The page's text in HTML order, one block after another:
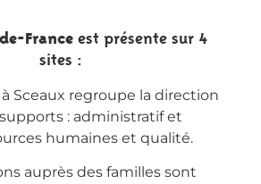
France est présente sur 4
sites :
à Sceaux regroupe la direction
: administratif et
humaines et qualité.
auprès des familles sont